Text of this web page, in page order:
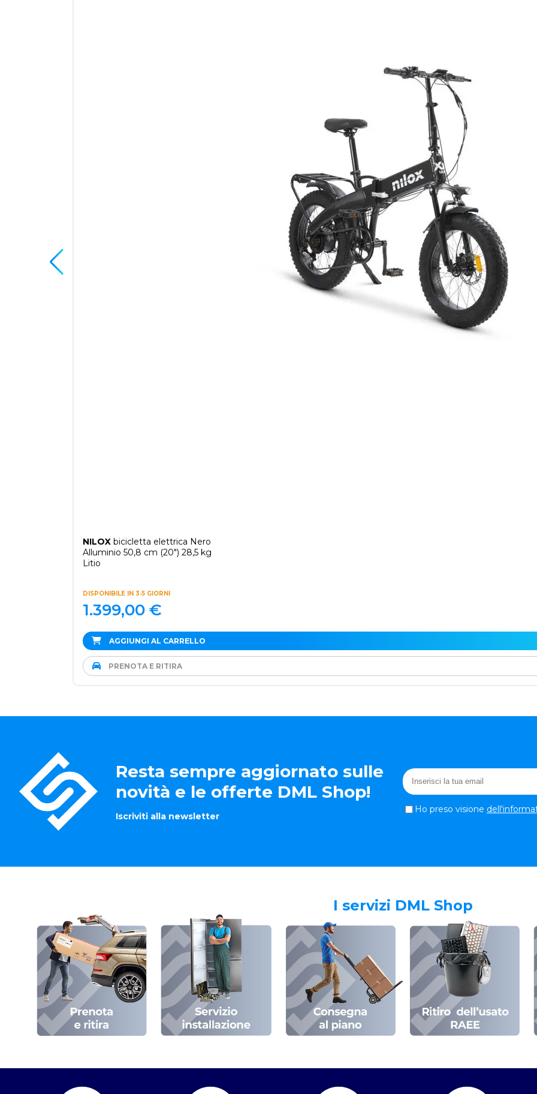
NILOXbicicletta elettrica Nero
Alluminio 50,8 cm (20") 28,5 kg
Litio
DISPONIBILE IN 3‑5 GIORNI
1.399,00 €
AGGIUNGI AL CARRELLO
PRENOTA E RITIRA
Resta sempre aggiornato sulle
novità e le offerte DML Shop!
Iscriviti alla newsletter
Ho preso visione
I servizi DML Shop